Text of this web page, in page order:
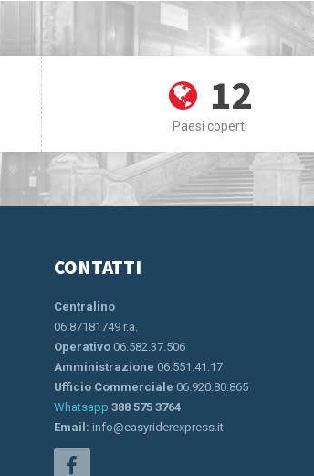
12
Paesi coperti
CONTATTI
Centralino
06.87181749 r.a.
Operativo06.582.37.506
Amministrazione 06.551.41.17
Ufficio Commerciale 06.920.80.865
Whatsapp 388 575 3764
Email: info@easyriderexpress.it